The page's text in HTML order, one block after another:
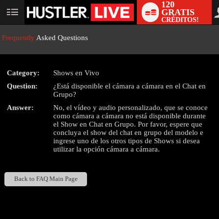
User
120
GRATIS
CRÉDITOS!
Frequently Asked Questions
Category:
Shows en Vivo
Question:
¿Está disponible el cámara a cámara en el Chat en
Grupo?
Answer:
No, el vídeo y audio personalizado, que se conoce
como cámara a cámara no está disponible durante
el Show en Chat en Grupo. Por favor, espere que
concluya el show del chat en grupo del modelo e
ingrese uno de los otros tipos de Shows si desea
utilizar la opción cámara a cámara.
Back to FAQ Main Page
LIMITED TIME OFFER!